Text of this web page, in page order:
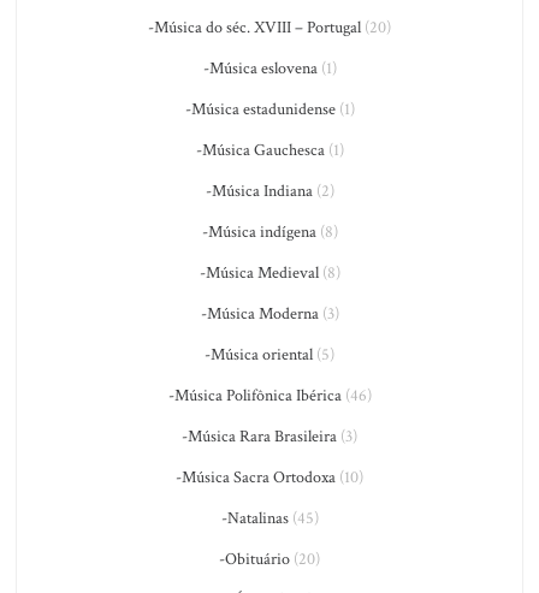
-Música do séc. XVIII – Portugal (20)
-Música eslovena(1)
-Música estadunidense(1)
-Música Gauchesca(1)
-Música Indiana(2)
-Música indígena(8)
-Música Medieval(8)
-Música Moderna(3)
-Música oriental (5)
-Música Polifônica Ibérica(46)
-Música Rara Brasileira (3)
-Música Sacra Ortodoxa (10)
-Natalinas(45)
-Obituário (20)